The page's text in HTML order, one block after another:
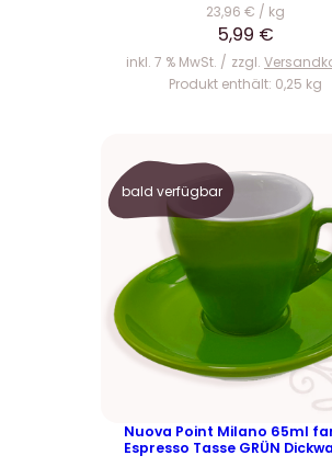
23,96 € / kg
5,99 €
inkl. 7 % MwSt. zzgl.
Produkt enthält: 0,25 kg
bald verfügbar
Nuova Point Milano 65ml
Espresso Tasse GRÜN